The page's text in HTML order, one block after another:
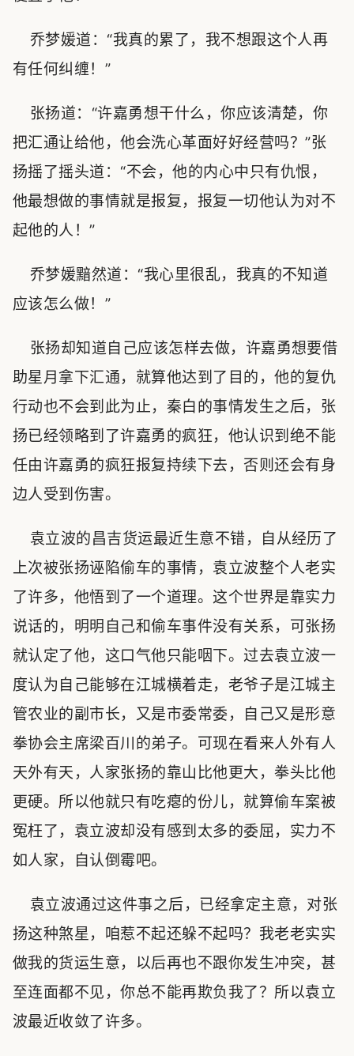
乔梦媛道：“我真的累了，我不想跟这个人再
有任何纠缠！”
张扬道：“许嘉勇想干什么，你应该清楚，你
把汇通让给他，他会洗心革面好好经营吗？”张
扬摇了摇头道：“不会，他的内心中只有仇恨，
他最想做的事情就是报复，报复一切他认为对不
起他的人！”
乔梦媛黯然道：“我心里很乱，我真的不知道
应该怎么做！”
张扬却知道自己应该怎样去做，许嘉勇想要借
助星月拿下汇通，就算他达到了目的，他的复仇
行动也不会到此为止，秦白的事情发生之后，张
扬已经领略到了许嘉勇的疯狂，他认识到绝不能
任由许嘉勇的疯狂报复持续下去，否则还会有身
边人受到伤害。
袁立波的昌吉货运最近生意不错，自从经历了
上次被张扬诬陷偷车的事情，袁立波整个人老实
了许多，他悟到了一个道理。这个世界是靠实力
说话的，明明自己和偷车事件没有关系，可张扬
就认定了他，这口气他只能咽下。过去袁立波一
度认为自己能够在江城横着走，老爷子是江城主
管农业的副市长，又是市委常委，自己又是形意
拳协会主席梁百川的弟子。可现在看来人外有人
天外有天，人家张扬的靠山比他更大，拳头比他
更硬。所以他就只有吃瘪的份儿，就算偷车案被
冤枉了，袁立波却没有感到太多的委屈，实力不
如人家，自认倒霉吧。
袁立波通过这件事之后，已经拿定主意，对张
扬这种煞星，咱惹不起还躲不起吗？我老老实实
做我的货运生意，以后再也不跟你发生冲突，甚
至连面都不见，你总不能再欺负我了？所以袁立
波最近收敛了许多。